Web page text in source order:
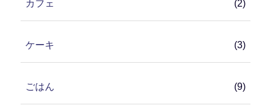
カフェ (2)
ケーキ (3)
ごはん (9)